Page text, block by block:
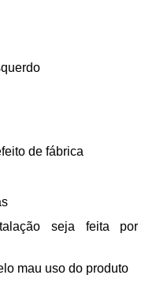
de fábrica
seja feita por
mau uso do produto